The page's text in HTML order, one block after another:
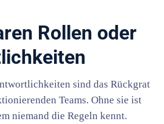
Rollen oder
sind das Rückgrat
Teams. Ohne sie ist
niemand die Regeln kennt.